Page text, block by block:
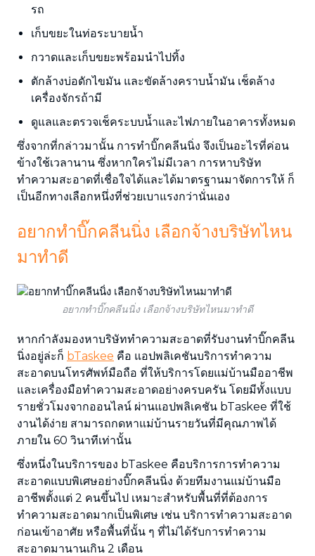
รถ
เก็บขยะในท่อระบายน้ำ
กวาดและเก็บขยะพร้อมนำไปทิ้ง
ตักล้างบ่อดักไขมัน และขัดล้างคราบน้ำมัน เช็ดล้าง
เครื่องจักรถ้ามี
ดูแลและตรวจเช็คระบบน้ำและไฟภายในอาคารทั้งหมด
ซึ่งจากที่กล่าวมานั้น การทำบิ๊กคลีนนิ่ง จึงเป็นอะไรที่ค่อน
ข้างใช้เวลานาน ซึ่งหากใครไม่มีเวลา การหาบริษัท
ทำความสะอาดที่เชื่อใจได้และได้มาตรฐานมาจัดการให้ ก็
เป็นอีกทางเลือกหนึ่งที่ช่วยเบาแรงกว่านั่นเอง
อยากทำบิ๊กคลีนนิ่ง เลือกจ้างบริษัทไหน
มาทำดี
อยากทำบิ๊กคลีนนิ่ง เลือกจ้างบริษัทไหนมาทำดี
หากกำลังมองหาบริษัททำความสะอาดที่รับงานทำบิ๊กคลีน
นิ่งอยู่ล่ะก็ bTaskee คือ แอปพลิเคชันบริการทำความ
สะอาดบนโทรศัพท์มือถือ ที่ให้บริการโดยแม่บ้านมืออาชีพ
และเครื่องมือทำความสะอาดอย่างครบครัน โดยมีทั้งแบบ
รายชั่วโมงจากออนไลน์ ผ่านแอปพลิเคชัน bTaskee ที่ใช้
งานได้ง่าย สามารถกดหาแม่บ้านรายวันที่มีคุณภาพได้
ภายใน 60 วินาทีเท่านั้น
ซึ่งหนึ่งในบริการของ bTaskee คือบริการการทำความ
สะอาดแบบพิเศษอย่างบิ๊กคลีนนิ่ง ด้วยทีมงานแม่บ้านมือ
อาชีพตั้งแต่ 2 คนขึ้นไป เหมาะสำหรับพื้นที่ที่ต้องการ
ทำความสะอาดมากเป็นพิเศษ เช่น บริการทำความสะอาด
ก่อนเข้าอาศัย หรือพื้นที่นั้น ๆ ที่ไม่ได้รับการทำความ
สะอาดมานานเกิน 2 เดือน